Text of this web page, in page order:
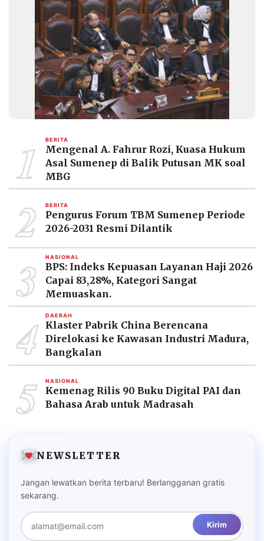
1 BERITA
Mengenal A. Fahrur Rozi, Kuasa Hukum
Asal Sumenep di Balik Putusan MK soal
MBG
2 BERITA
Pengurus Forum TBM Sumenep Periode
2026-2031 Resmi Dilantik
3 NASIONAL
BPS: Indeks Kepuasan Layanan Haji 2026
Capai 83,28%, Kategori Sangat
Memuaskan.
4 DAERAH
Klaster Pabrik China Berencana
Direlokasi ke Kawasan Industri Madura,
Bangkalan
5 NASIONAL
Kemenag Rilis 90 Buku Digital PAI dan
Bahasa Arab untuk Madrasah
NEWSLETTER
Jangan lewatkan berita terbaru! Berlangganan gratis
sekarang.
Kirim